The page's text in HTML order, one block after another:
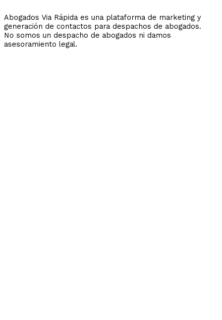
Abogados Via Rápida es una plataforma de marketing y
generación de contactos para despachos de abogados.
No somos un despacho de abogados ni damos
asesoramiento legal.